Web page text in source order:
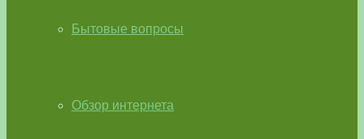
Бытовые вопросы
Обзор интернета